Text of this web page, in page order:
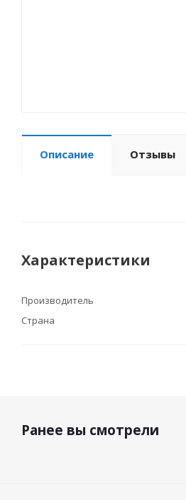
Описание Отзывы
Характеристики
Производитель
Страна
Ранее вы смотрели